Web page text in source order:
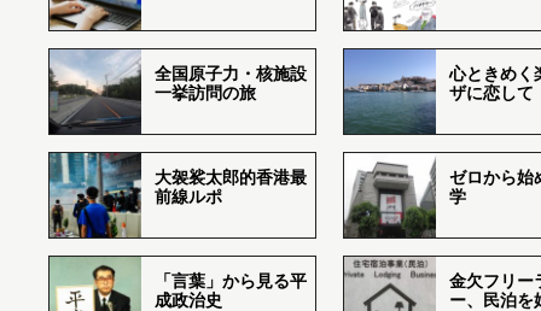
全国原子力・核施設
一挙訪問の旅
心ときめく
ザに恋して
大袈裟太郎的香港最
前線ルポ
ゼロから始
学
「言葉」から見る平
成政治史
金欠フリー
ー、民泊を